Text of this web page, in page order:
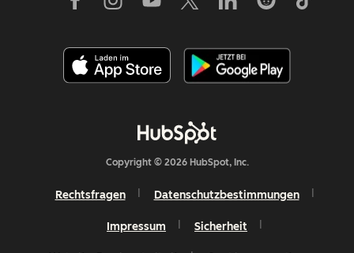
Copyright © 2026 HubSpot, Inc.
Rechtsfragen Datenschutzbestimmungen
Impressum Sicherheit